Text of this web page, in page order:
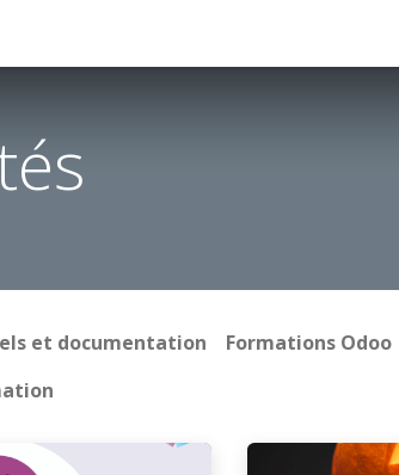
et documentation Formations Odoo